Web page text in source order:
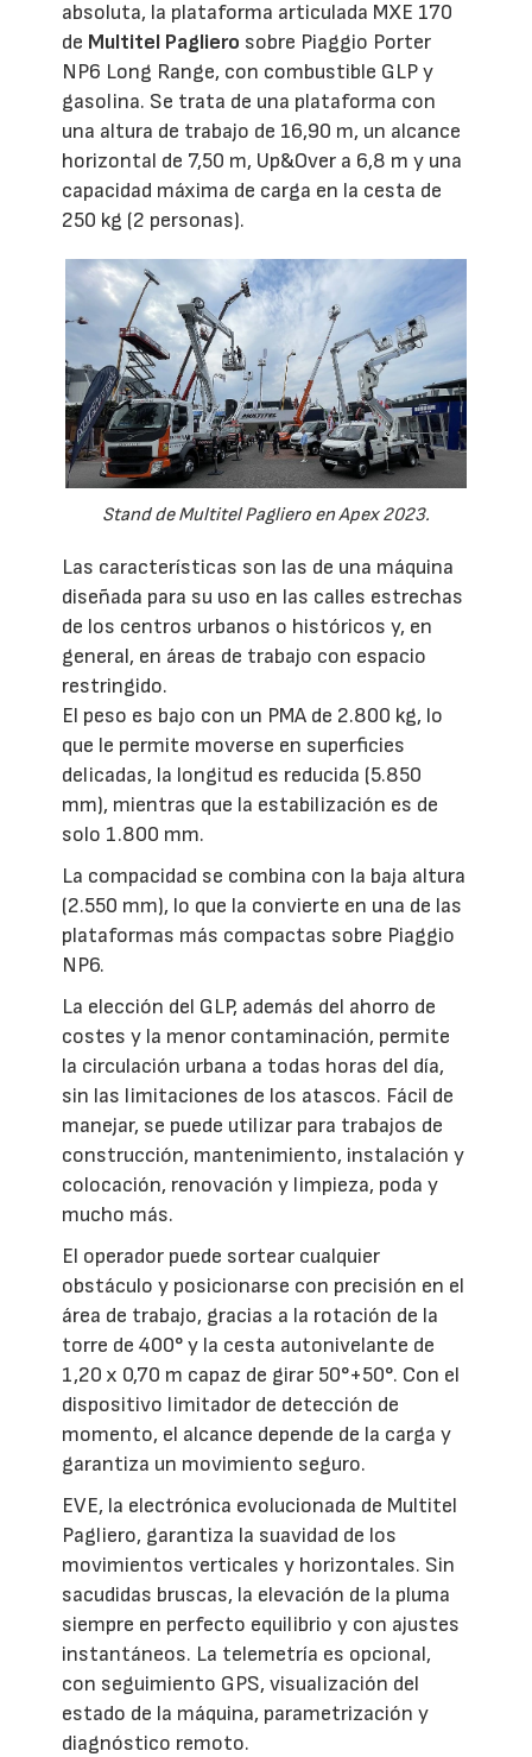
absoluta, la plataforma articulada MXE 170
de Multitel Pagliero sobre Piaggio Porter
NP6 Long Range, con combustible GLP y
gasolina. Se trata de una plataforma con
una altura de trabajo de 16,90 m, un alcance
horizontal de 7,50 m, Up&Over a 6,8 m y una
capacidad máxima de carga en la cesta de
250 kg (2 personas).
Stand de Multitel Pagliero en Apex 2023.
Las características son las de una máquina
diseñada para su uso en las calles estrechas
de los centros urbanos o históricos y, en
general, en áreas de trabajo con espacio
restringido.
El peso es bajo con un PMA de 2.800 kg, lo
que le permite moverse en superficies
delicadas, la longitud es reducida (5.850
mm), mientras que la estabilización es de
solo 1.800 mm.
La compacidad se combina con la baja altura
(2.550 mm), lo que la convierte en una de las
plataformas más compactas sobre Piaggio
NP6.
La elección del GLP, además del ahorro de
costes y la menor contaminación, permite
la circulación urbana a todas horas del día,
sin las limitaciones de los atascos. Fácil de
manejar, se puede utilizar para trabajos de
construcción, mantenimiento, instalación y
colocación, renovación y limpieza, poda y
mucho más.
El operador puede sortear cualquier
obstáculo y posicionarse con precisión en el
área de trabajo, gracias a la rotación de la
torre de 400° y la cesta autonivelante de
1,20 x 0,70 m capaz de girar 50°+50°. Con el
dispositivo limitador de detección de
momento, el alcance depende de la carga y
garantiza un movimiento seguro.
EVE, la electrónica evolucionada de Multitel
Pagliero, garantiza la suavidad de los
movimientos verticales y horizontales. Sin
sacudidas bruscas, la elevación de la pluma
siempre en perfecto equilibrio y con ajustes
instantáneos. La telemetría es opcional,
con seguimiento GPS, visualización del
estado de la máquina, parametrización y
diagnóstico remoto.